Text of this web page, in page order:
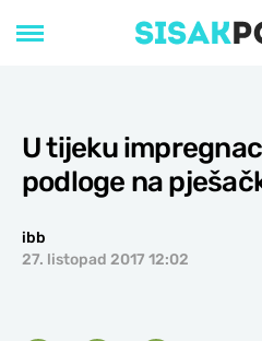
U tijeku
podloge na
ibb
27. listopad 2017 12:02